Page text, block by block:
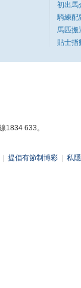
初出馬
騎練配
馬匹搬
貼士指
1834 633。
提倡有節制博彩 私